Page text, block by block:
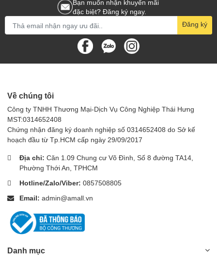
Bạn muốn nhận khuyến mãi
đặc biệt? Đăng ký ngay.
Đăng ký
Về chúng tôi
Công ty TNHH Thương Mại-Dịch Vụ Công Nghiệp Thái Hưng
MST:0314652408
Chứng nhận đăng ký doanh nghiệp số 0314652408 do Sở kế
hoạch đầu từ Tp.HCM cấp ngày 29/09/2017
Địa chỉ: Căn 1.09 Chung cư Võ Đình, Số 8 đường TA14,
Phường Thới An, TPHCM
Hotline/Zalo/Viber: 0857508805
Email: admin@amall.vn
Danh mục